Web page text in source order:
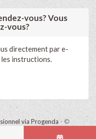
vous? Vous
vous?
directement par e-
instructions.
via Progenda - ©